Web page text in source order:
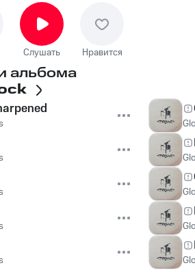
Слушать Нравится
альбома